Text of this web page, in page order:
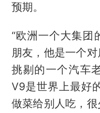
预期。
“欧洲一个大集团
朋友，他是一个
挑剔的一个汽车
V9是世界上最好
做菜给别人吃，很